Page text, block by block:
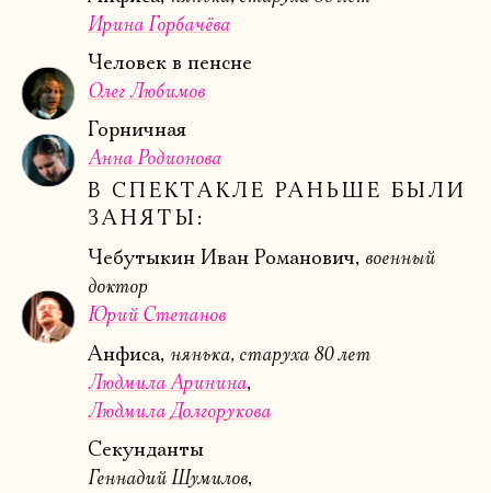
Ирина Горбачёва
Человек в пенсне
Олег Любимов
Горничная
Анна Родионова
В СПЕКТАКЛЕ РАНЬШЕ БЫЛИ
ЗАНЯТЫ:
Чебутыкин Иван Романович, военный
доктор
Юрий Степанов
Анфиса, нянька, старуха 80 лет
Людмила Аринина
Людмила Долгорукова
Секунданты
Геннадий Шумилов